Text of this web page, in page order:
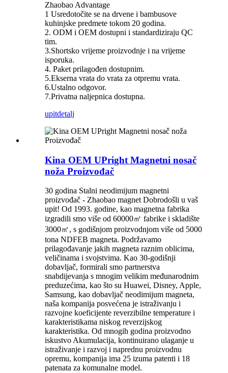
Zhaobao Advantage
1 Usredotočite se na drvene i bambusove
kuhinjske predmete tokom 20 godina.
2. ODM i OEM dostupni i standardiziraju QC
tim.
3.Shortsko vrijeme proizvodnje i na vrijeme
isporuka.
4. Paket prilagođen dostupnim.
5.Ekserna vrata do vrata za otpremu vrata.
6.Ustalno odgovor.
7.Privatna naljepnica dostupna.
upitdetalj
Kina OEM UPright Magnetni nosač
noža Proizvođač
30 godina Stalni neodimijum magnetni
proizvođač - Zhaobao magnet Dobrodošli u vaš
upit! Od 1993. godine, kao magnetna fabrika
izgradili smo više od 60000㎡ fabrike i skladište
3000㎡, s godišnjom proizvodnjom više od 5000
tona NDFEB magneta. Podržavamo
prilagođavanje jakih magneta raznim oblicima,
veličinama i svojstvima. Kao 30-godišnji
dobavljač, formirali smo partnerstva
snabdijevanja s mnogim velikim međunarodnim
preduzećima, kao što su Huawei, Disney, Apple,
Samsung, kao dobavljač neodimijum magneta,
naša kompanija posvećena je istraživanju i
razvojne koeficijente reverzibilne temperature i
karakteristikama niskog reverzijskog
karakteristika. Od mnogih godina proizvodno
iskustvo Akumulacija, kontinuirano ulaganje u
istraživanje i razvoj i naprednu proizvodnu
opremu, kompanija ima 25 izuma patenti i 18
patenata za komunalne model.